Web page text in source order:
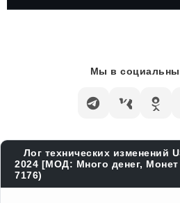
Мы в
Лог технических изменений
2024 [МОД: Много денег,
7176)